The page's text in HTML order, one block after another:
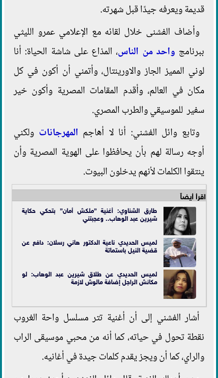
قديمة ويعرفه جيدًا قبل شهرته.
وأضاف الفشنى خلال لقائه مع الإعلامي عمرو الليثي
ببرنامج واحد من الناس، المذاع على شاشة الحياة: أنا
لوني المميز الجاز والاورينتال، وأتمني أن أكون في كل
مكان في العالم، وأقدم المقامات المصرية وأكون خير
سفير للموسيقي والطرب المصري.
وتابع وائل الفشني: أنا لا أهاجم المهرجانات ولكني
أوجه رسالة لهم بأن يحافظوا على الهوية المصرية وأن
ينتقوا الكلمات لأنهم يدخلون البيوت.
اقرأ أيضاً
طارق الشناوي: أغنية ”ملكش أمان” بتحكي حكاية
شيرين عبد الوهاب.. وعجبتني
لميس الحديدي ناعية الدكتور هاني رسلان: دافع عن
قضية النيل باستماتة
لميس الحديدي عن طلاق شيرين عبد الوهاب: لو
مكانش الراجل إضافة مالوش لازمة
أشار الفشني إلى أن أغنية تتر مسلسل واحة الغروب
نقطة تحول في حياته، كما أنه من محبي موسيقى الراب
والراي، كما أن ويجز يقدم كلمات جيدة في أغانيه.